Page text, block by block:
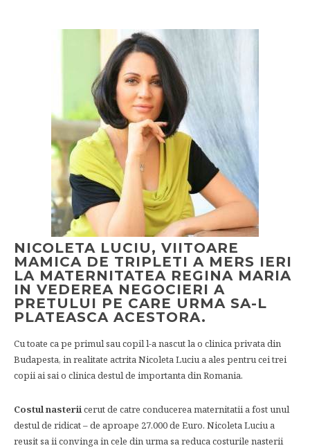
NICOLETA LUCIU, VIITOARE
MAMICA DE TRIPLETI A MERS IERI
LA MATERNITATEA REGINA MARIA
IN VEDEREA NEGOCIERI A
PRETULUI PE CARE URMA SA-L
PLATEASCA ACESTORA.
Cu toate ca pe primul sau copil l-a nascut la o clinica privata din
Budapesta, in realitate actrita Nicoleta Luciu a ales pentru cei trei
copii ai sai o clinica destul de importanta din Romania.
Costul nasteriicerut de catre conducerea maternitatii a fost unul
destul de ridicat – de aproape 27.000 de Euro. Nicoleta Luciu a
reusit sa ii convinga in cele din urma sa reduca costurile nasterii